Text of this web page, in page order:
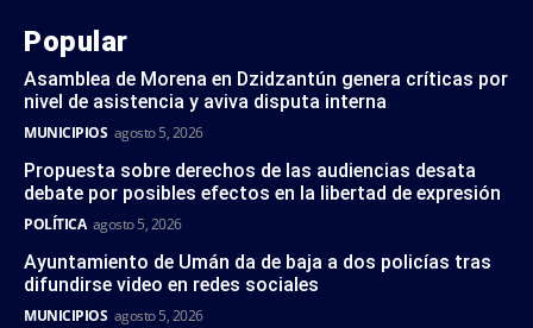
Popular
Asamblea de Morena en Dzidzantún genera críticas por
nivel de asistencia y aviva disputa interna
MUNICIPIOS agosto 5, 2026
Propuesta sobre derechos de las audiencias desata
debate por posibles efectos en la libertad de expresión
POLÍTICA agosto 5, 2026
Ayuntamiento de Umán da de baja a dos policías tras
difundirse video en redes sociales
MUNICIPIOS agosto 5, 2026